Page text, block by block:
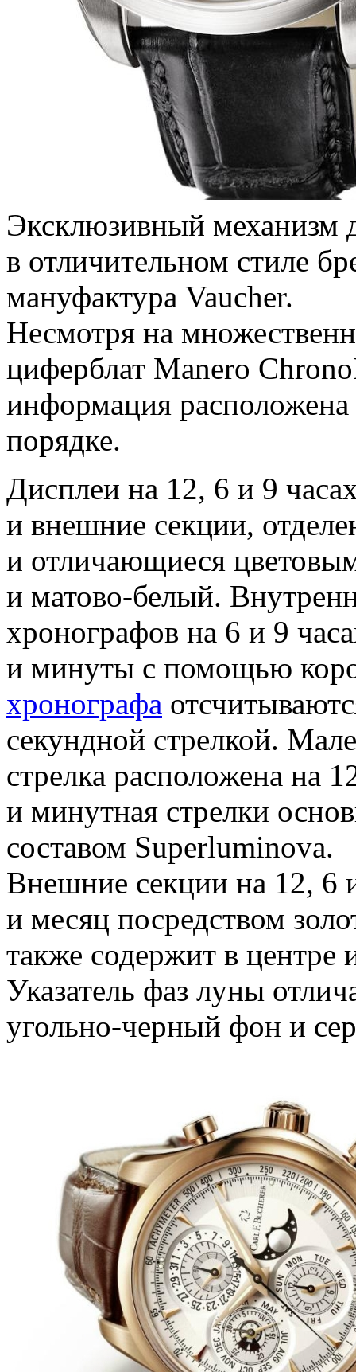
Эксклюзивный механизм
в отличительном стиле
мануфактура Vaucher.
Несмотря на
циферблат Manero
информация
порядке.
Дисплеи на 12, 6 и 9
и внешние секции,
и отличающиеся
и матово-белый.
хронографов на 6 и 9
и минуты с помощью
хронографа
секундной стрелкой.
стрелка расположена на
и минутная стрелки
составом Superluminova.
Внешние секции на 12, 6
и месяц посредством
также содержит в центре
Указатель фаз луны
угольно-черный фон и